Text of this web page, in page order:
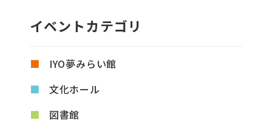
イベントカテゴリ
IYO夢みらい館
文化ホール
図書館